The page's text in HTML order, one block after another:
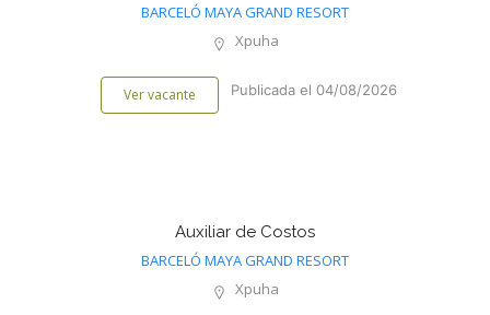
BARCELÓ MAYA GRAND RESORT
Xpuha
Ver vacante Publicada el 04/08/2026
Auxiliar de Costos
BARCELÓ MAYA GRAND RESORT
Xpuha